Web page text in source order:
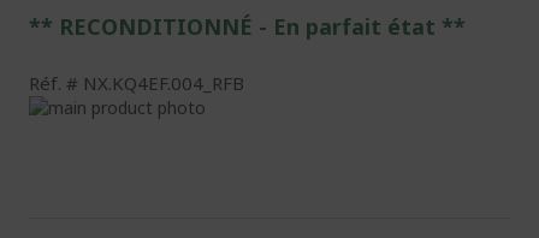
** RECONDITIONNÉ - En parfait état **
Réf. NX.KQ4EF.004_RFB
Passer